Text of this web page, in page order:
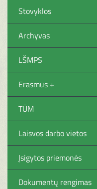
Stovyklos
Archyvas
LŠMPS
Erasmus +
TŪM
Laisvos darbo vietos
Įsigytos priemonės
Dokumentų rengimas